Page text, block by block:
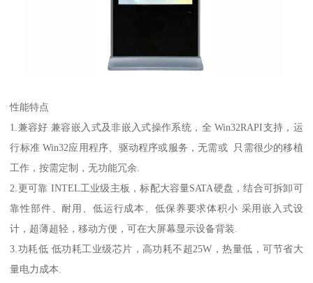
性能特点
1.兼容好 兼容嵌入式及非嵌入式操作系统，全 Win32RAPI支持，运
行标准 Win32应用程序、驱动程序或服务，无需或 只需很少的移植
工作，按需定制，无功能冗余.
2.更可靠 INTEL工业级主板，标配大容量SATA硬盘，结合可拆卸可
靠性部件、耐用、低运行成本、低保养要求体积小 采用嵌入式设
计，超薄超轻，移动方便，可在大屏幕显示设备背装.
3.功耗低 低功耗工业级芯片，高功耗不超25W，热量低，可节省大
量电力成本.